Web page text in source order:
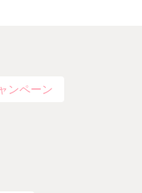
ンペーン